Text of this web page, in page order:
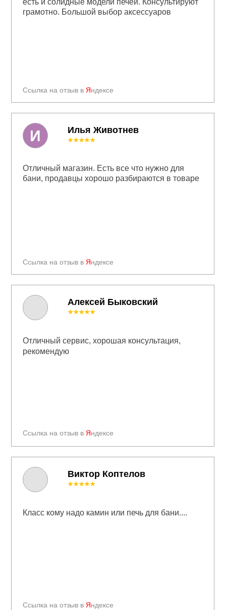
Ссылка на отзыв в Яндексе
грамотно. Большой выбор аксессуаров
Илья Животнев
Ссылка на отзыв в Яндексе
★★★★★
Отличный магазин. Есть все что нужно для
бани, продавцы хорошо разбираются в товаре
И
Алексей Быковский
Ссылка на отзыв в Яндексе
★★★★★
Отличный сервис, хорошая консультация,
рекомендую
Ссылка на отзыв в Яндексе
★★★★★
Класс кому надо камин или печь для бани....
Виктор Коптелов